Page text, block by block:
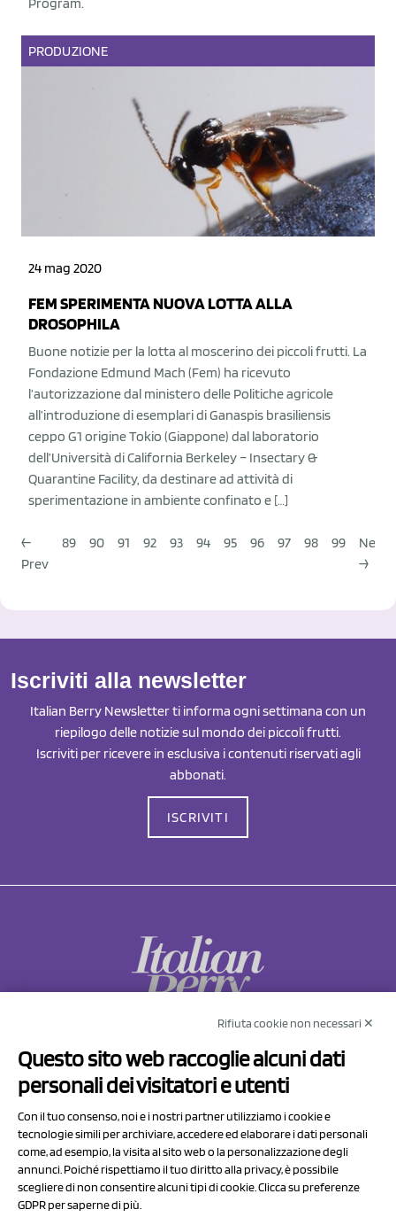
PRODUZIONE
24 mag 2020
FEM SPERIMENTA NUOVA LOTTA ALLA
DROSOPHILA
Buone notizie per la lotta al moscerino dei piccoli frutti. La
Fondazione Edmund Mach (Fem) ha ricevuto
l’autorizzazione dal ministero delle Politiche agricole
all’introduzione di esemplari di Ganaspis brasiliensis
ceppo G1 origine Tokio (Giappone) dal laboratorio
dell’Università di California Berkeley – Insectary &
Quarantine Facility, da destinare ad attività di
sperimentazione in ambiente confinato e […]
←
Prev
89 90 91 92 93 94 95 96 97 98 99
Next
→
Iscriviti alla newsletter
Italian Berry Newsletter ti informa ogni settimana con un
riepilogo delle notizie sul mondo dei piccoli frutti.
Iscriviti per ricevere in esclusiva i contenuti riservati agli
abbonati.
ISCRIVITI
Via Prov.le Sassuolo Vignola 315/1
41057 Spilamberto (MO)
P.I/C.F. 01041460369
REA: MO 208553
Capitale sociale Euro 50.000,00 i.v.
Rifiuta cookie non necessari ✕
Questo sito web raccoglie alcuni dati
personali dei visitatori e utenti
Con il tuo consenso, noi e i nostri partner utilizziamo i cookie e
tecnologie simili per archiviare, accedere ed elaborare i dati personali
come, ad esempio, la visita al sito web o la personalizzazione degli
annunci. Poiché rispettiamo il tuo diritto alla privacy, è possibile
scegliere di non consentire alcuni tipi di cookie. Clicca su preferenze
GDPR per saperne di più.